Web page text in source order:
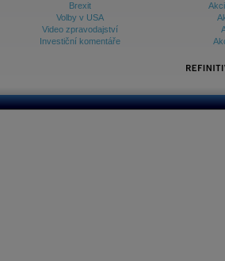
Brexit
Volby v USA
Video zpravodajství
Investiční komentáře